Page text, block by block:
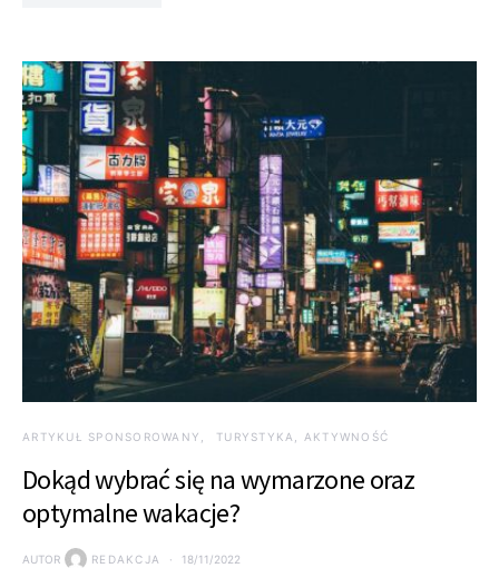
ARTYKUŁ SPONSOROWANY TURYSTYKA, AKTYWNOŚĆ
Dokąd wybrać się na wymarzone oraz
optymalne wakacje?
AUTOR REDAKCJA 18/11/2022